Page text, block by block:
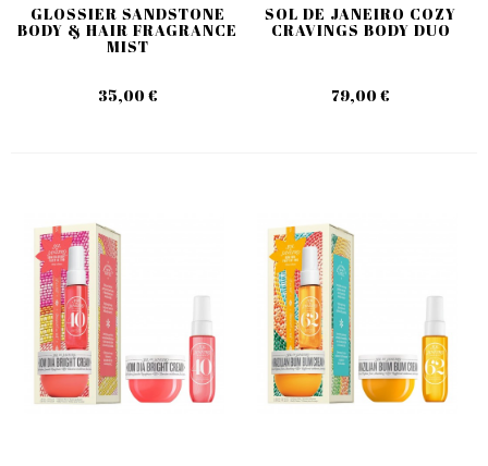
GLOSSIER SANDSTONE
BODY & HAIR FRAGRANCE
MIST
35,00 €
SOL DE JANEIRO COZY
CRAVINGS BODY DUO
79,00 €